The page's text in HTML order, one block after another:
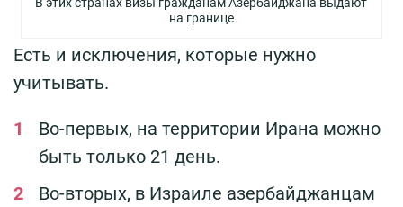
на границе
Есть и исключения, которые нужно
учитывать.
Во-первых, на территории Ирана можно
быть только 21 день.
Во-вторых, в Израиле азербайджанцам